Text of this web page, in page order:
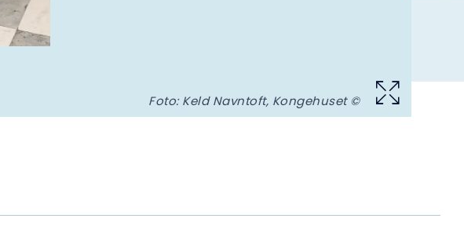
Foto: Keld Navntoft, Kongehuset ©